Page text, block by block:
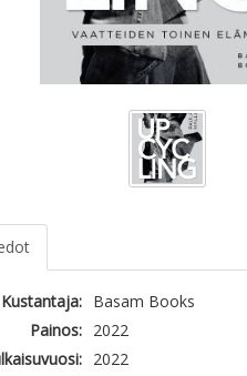
Kustantaja:
Basam Books
Painos:
2022
2022